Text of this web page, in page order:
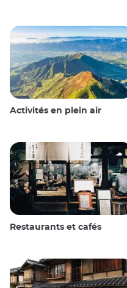
Activités en plein air
Restaurants et cafés